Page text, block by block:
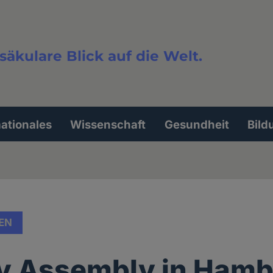
Blick auf die Welt.
Wissenschaft Gesundheit